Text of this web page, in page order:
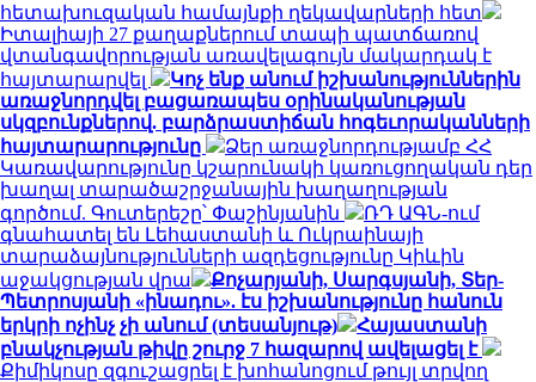
հետախուզական համայնքի ղեկավարների հետ
Իտալիայի 27 քաղաքներում տապի պատճառով
վտանգավորության առավելագույն մակարդակ է
հայտարարվել
Կոչ ենք անում իշխանություններին
առաջնորդվել բացառապես օրինականության
սկզբունքներով. բարձրաստիճան հոգեւորականների
հայտարարությունը
Ձեր առաջնորդությամբ ՀՀ
Կառավարությունը կշարունակի կառուցողական դեր
խաղալ տարածաշրջանային խաղաղության
գործում. Գուտերեշը՝ Փաշինյանին
ՌԴ ԱԳՆ-ում
գնահատել են Լեհաստանի և Ուկրաինայի
տարաձայնությունների ազդեցությունը Կիևին
աջակցության վրա
Քոչարյանի, Սարգսյանի, Տեր-
Պետրոսյանի «ինադու». էս իշխանությունը հանուն
երկրի ոչինչ չի անում (տեսանյութ)
Հայաստանի
բնակչության թիվը շուրջ 7 հազարով ավելացել է
Քիմիկոսը զգուշացրել է խոհանոցում թույլ տրվող